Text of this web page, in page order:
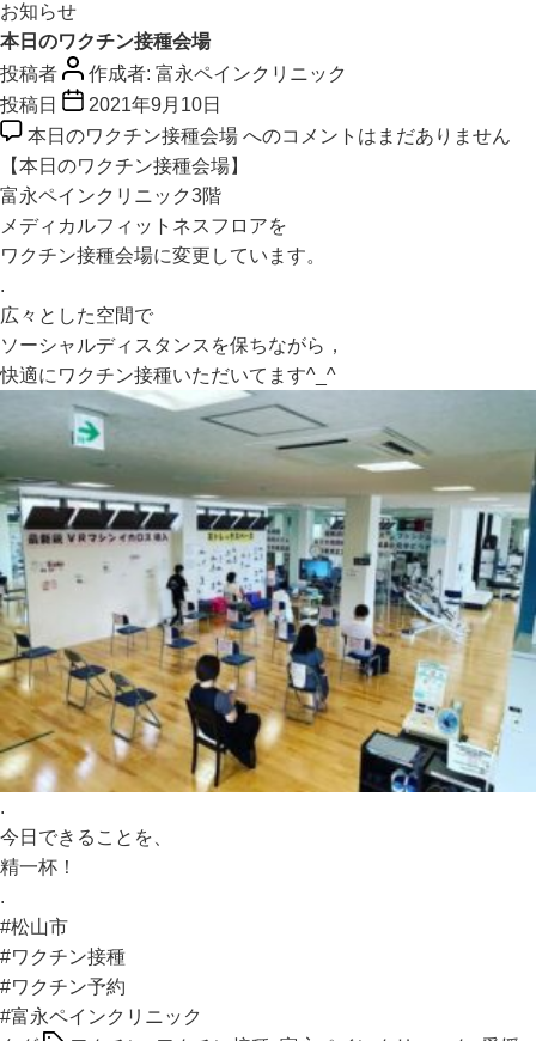
お知らせ
本日のワクチン接種会場
投稿者
作成者: 富永ペインクリニック
投稿日
2021年9月10日
本日のワクチン接種会場 へのコメントはまだありません
【本日のワクチン接種会場】
富永ペインクリニック3階
メディカルフィットネスフロアを
ワクチン接種会場に変更しています。
.
広々とした空間で
ソーシャルディスタンスを保ちながら，
快適にワクチン接種いただいてます^_^
.
今日できることを、
精一杯！
.
#松山市
#ワクチン接種
#ワクチン予約
#富永ペインクリニック